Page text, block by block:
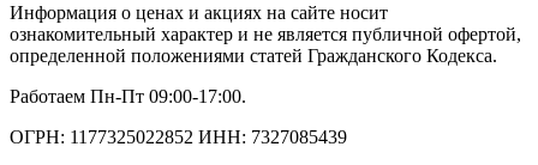
Информация о ценах и акциях на сайте носит
ознакомительный характер и не является публичной офертой,
определенной положениями статей Гражданского Кодекса.
Работаем Пн-Пт 09:00-17:00.
ОГРН: 1177325022852 ИНН: 7327085439